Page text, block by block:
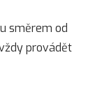
směrem od
provádět